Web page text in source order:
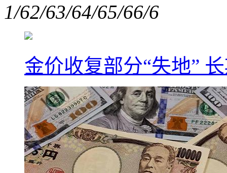
1/62/63/64/65/66/6
金价收复部分“失地”